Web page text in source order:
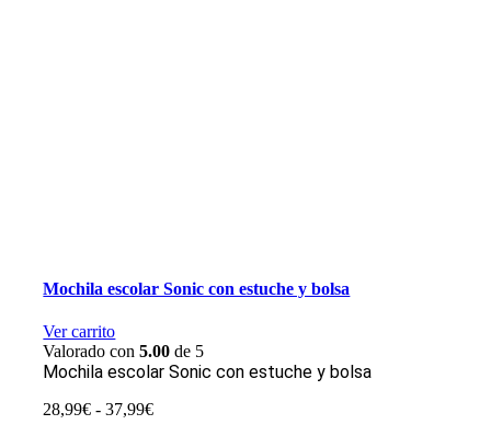
Mochila escolar Sonic con estuche y bolsa
Ver carrito
Valorado con5.00 de 5
Mochila escolar Sonic con estuche y bolsa
28,99€ - 37,99€Rango